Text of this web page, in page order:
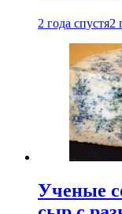
2 года спустя2
Ученые